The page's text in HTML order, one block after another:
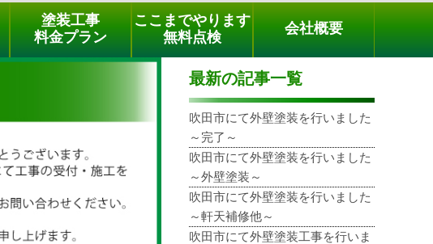
電話でのご相談
[9時～18時まで受付中]
phone
塗装工事
料金プラン
ここまでやります
無料点検
会社概要
最新の記事一覧
吹田市にて外壁塗装を行いました
～完了～
吹田市にて外壁塗装を行いました
～外壁塗装～
吹田市にて外壁塗装を行いました
～軒天補修他～
吹田市にて外壁塗装工事を行いま